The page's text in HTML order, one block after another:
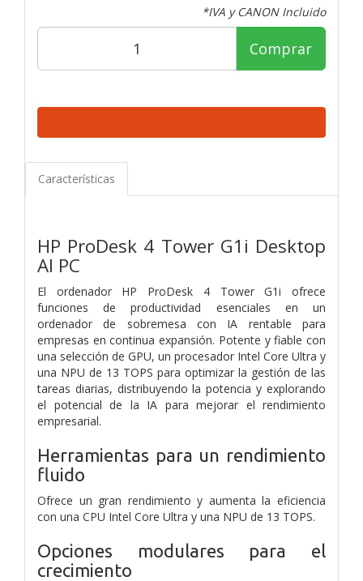
*IVA y CANON Incluido
Comprar
Características
HP ProDesk 4 Tower G1i Desktop
AI PC
El ordenador HP ProDesk 4 Tower G1i ofrece
funciones de productividad esenciales en un
ordenador de sobremesa con IA rentable para
empresas en continua expansión. Potente y fiable con
una selección de GPU, un procesador Intel Core Ultra y
una NPU de 13 TOPS para optimizar la gestión de las
tareas diarias, distribuyendo la potencia y explorando
el potencial de la IA para mejorar el rendimiento
empresarial.
Herramientas para un rendimiento
fluido
Ofrece un gran rendimiento y aumenta la eficiencia
con una CPU Intel Core Ultra y una NPU de 13 TOPS.
Opciones modulares para el
crecimiento